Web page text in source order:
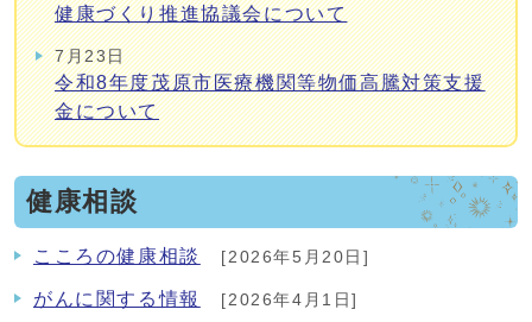
健康づくり推進協議会について
7月23日
令和8年度茂原市医療機関等物価高騰対策支援
金について
健康相談
こころの健康相談 [2026年5月20日]
がんに関する情報 [2026年4月1日]